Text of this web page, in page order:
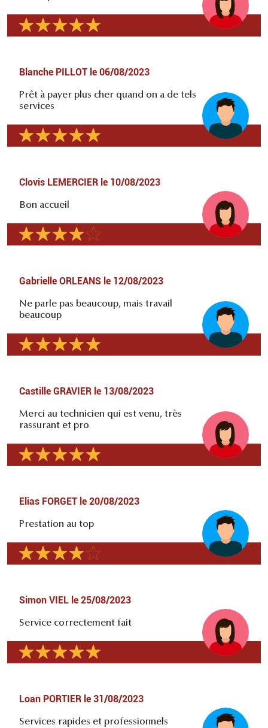
Blanche PILLOT le 06/08/2023
Prêt à payer plus cher quand on a de tels
services
Clovis LEMERCIER le 10/08/2023
Bon accueil
Gabrielle ORLEANS le 12/08/2023
Ne parle pas beaucoup, mais travail
beaucoup
Castille GRAVIER le 13/08/2023
Merci au technicien qui est venu, très
rassurant et pro
Elias FORGET le 20/08/2023
Prestation au top
Simon VIEL le 25/08/2023
Service correctement fait
Loan PORTIER le 31/08/2023
Services rapides et professionnels